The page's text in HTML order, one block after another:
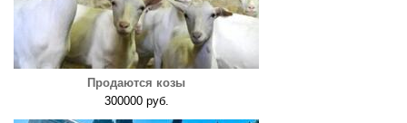
Продаются козы
300000 руб.